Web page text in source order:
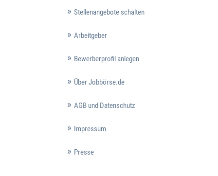
Stellenangebote schalten
Arbeitgeber
Bewerberprofil anlegen
Über Jobbörse.de
AGB und Datenschutz
Impressum
Presse